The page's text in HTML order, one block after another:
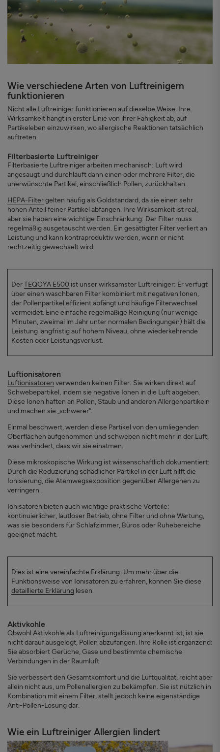
Wie verschiedene Arten von Luftreinigern
funktionieren
Nicht alle Luftreiniger funktionieren auf dieselbe Weise. Ihre
Wirksamkeit hängt in erster Linie von ihrer Fähigkeit ab, auf
Partikeleben einzuwirken, wo allergische Reaktionen tatsächlich
auftreten.
Filterbasierte Luftreiniger
Filterbasierte Luftreiniger arbeiten mechanisch: Luft wird
angesaugt und durchläuft dann einen oder mehrere Filter, die
unerwünschte Partikel, einschließlich Pollen, zurückhalten.
HEPA-Filtergelten häufig als Goldstandard, da sie einen sehr
hohen Anteil feiner Partikel abfangen. Ihre Wirksamkeit ist real,
aber sie haben eine wichtige Einschränkung: Der Filter muss
regelmäßig ausgetauscht werden. Ein gesättigter Filter verliert an
Leistung und kann kontraproduktiv werden, wenn er nicht
rechtzeitig gewechselt wird.
DerTEQOYA E500 ist unser wirksamster Luftreiniger: Er verfügt
über einen waschbaren Filter kombiniert mit negativen Ionen,
der Pollenpartikel effizient abfängt und häufige Filterwechsel
vermeidet. Eine einfache regelmäßige Reinigung (nur wenige
Minuten, zweimal im Jahr unter normalen Bedingungen) hält die
Leistung langfristig auf hohem Niveau, ohne wiederkehrende
Kosten oder Leistungsverlust.
Luftionisatoren
Luftionisatoren verwenden keinen Filter: Sie wirken direkt auf
Schwebepartikel, indem sie negative Ionen in die Luft abgeben.
Diese Ionen haften an Pollen, Staub und anderen Allergenpartikeln
und machen sie „schwerer".
Einmal beschwert, werden diese Partikel von den umliegenden
Oberflächen aufgenommen und schweben nicht mehr in der Luft,
was verhindert, dass wir sie einatmen.
Diese mikroskopische Wirkung ist wissenschaftlich dokumentiert:
Durch die Reduzierung schädlicher Partikel in der Luft hilft die
Ionisierung, die Atemwegsexposition gegenüber Allergenen zu
verringern.
Ionisatoren bieten auch wichtige praktische Vorteile:
kontinuierlicher, lautloser Betrieb, ohne Filter und ohne Wartung,
was sie besonders für Schlafzimmer, Büros oder Ruhebereiche
geeignet macht.
Dies ist eine vereinfachte Erklärung: Um mehr über die
Funktionsweise von Ionisatoren zu erfahren, können Sie diese
detaillierte Erklärung lesen.
Aktivkohle
Obwohl Aktivkohle als Luftreinigungslösung anerkannt ist, ist sie
nicht darauf ausgelegt, Pollen abzufangen. Ihre Rolle ist ergänzend:
Sie absorbiert Gerüche, Gase und bestimmte chemische
Verbindungen in der Raumluft.
Sie verbessert den Gesamtkomfort und die Luftqualität, reicht aber
allein nicht aus, um Pollenallergien zu bekämpfen. Sie ist nützlich in
Kombination mit einem Filter, stellt jedoch keine eigenständige
Anti-Pollen-Lösung dar.
Wie ein Luftreiniger Allergien lindert